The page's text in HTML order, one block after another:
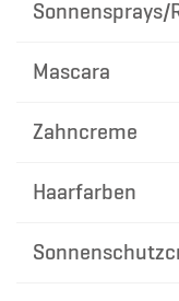
Sonnensprays/
Mascara
Zahncreme
Haarfarben